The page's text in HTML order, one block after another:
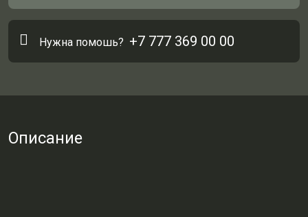
Нужна помошь? +7 777 369 00 00
Описание